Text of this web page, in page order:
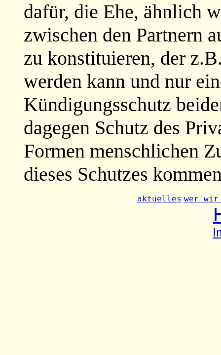
dafür, die Ehe, ähnlich
zwischen den Partnern
zu konstituieren, der
werden kann und nur
Kündigungsschutz
dagegen Schutz des
Formen menschlichen
dieses Schutzes
aktuelles wer